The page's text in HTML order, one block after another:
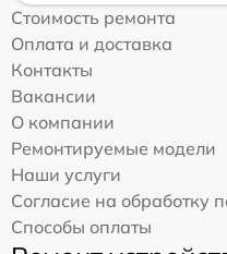
Стоимость ремонта
Оплата и доставка
Контакты
Вакансии
О компании
Ремонтируемые модели
Наши услуги
Согласие на обработку
Способы оплаты